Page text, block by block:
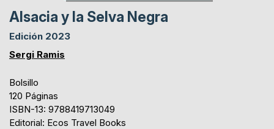
Alsacia y la Selva Negra
Edición 2023
Sergi Ramis
Bolsillo
120 Páginas
ISBN-13: 9788419713049
Editorial: Ecos Travel Books